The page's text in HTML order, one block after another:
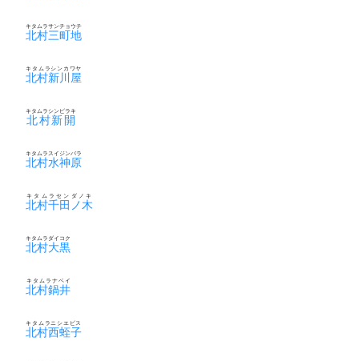
北村三町地
キタムラサンチョウチ
北村新川屋
キタムラシンカワヤ
北村新開
キタムラシンビラキ
北村水神原
キタムラスイジンバラ
北村千田ノ木
キタムラセンダノキ
北村大黒
キタムラダイコク
北村鍋井
キタムラナベイ
北村西蛭子
キタムラニシエビス